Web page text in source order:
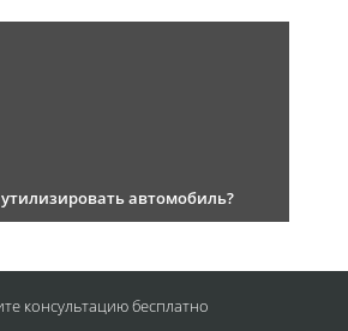
утилизировать автомобиль?
консультациюбесплатно